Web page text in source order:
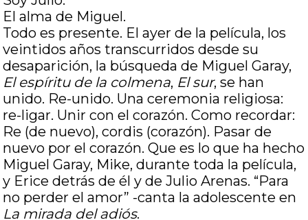
El alma de Miguel.
Todo es presente. El ayer de la película, los
veintidos años transcurridos desde su
desaparición, la búsqueda de Miguel Garay,
El espíritu de la colmena, El sur, se han
unido. Re-unido. Una ceremonia religiosa:
re-ligar. Unir con el corazón. Como recordar:
Re (de nuevo), cordis (corazón). Pasar de
nuevo por el corazón. Que es lo que ha hecho
Miguel Garay, Mike, durante toda la película,
y Erice detrás de él y de Julio Arenas. “Para
no perder el amor” -canta la adolescente en
La mirada del adiós.